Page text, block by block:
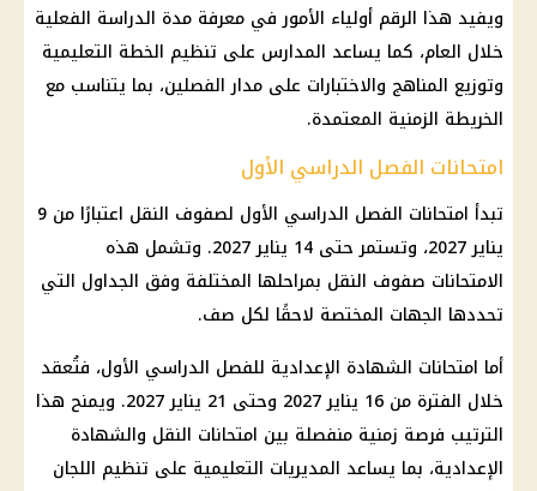
ويفيد هذا الرقم أولياء الأمور في معرفة مدة الدراسة الفعلية
خلال العام، كما يساعد المدارس على تنظيم الخطة التعليمية
وتوزيع المناهج والاختبارات على مدار الفصلين، بما يتناسب مع
الخريطة الزمنية المعتمدة.
امتحانات الفصل الدراسي الأول
تبدأ امتحانات الفصل الدراسي الأول لصفوف النقل اعتبارًا من 9
يناير 2027، وتستمر حتى 14 يناير 2027. وتشمل هذه
الامتحانات صفوف النقل بمراحلها المختلفة وفق الجداول التي
تحددها الجهات المختصة لاحقًا لكل صف.
أما امتحانات الشهادة الإعدادية للفصل الدراسي الأول، فتُعقد
خلال الفترة من 16 يناير 2027 وحتى 21 يناير 2027. ويمنح هذا
الترتيب فرصة زمنية منفصلة بين امتحانات النقل والشهادة
الإعدادية، بما يساعد المديريات التعليمية على تنظيم اللجان